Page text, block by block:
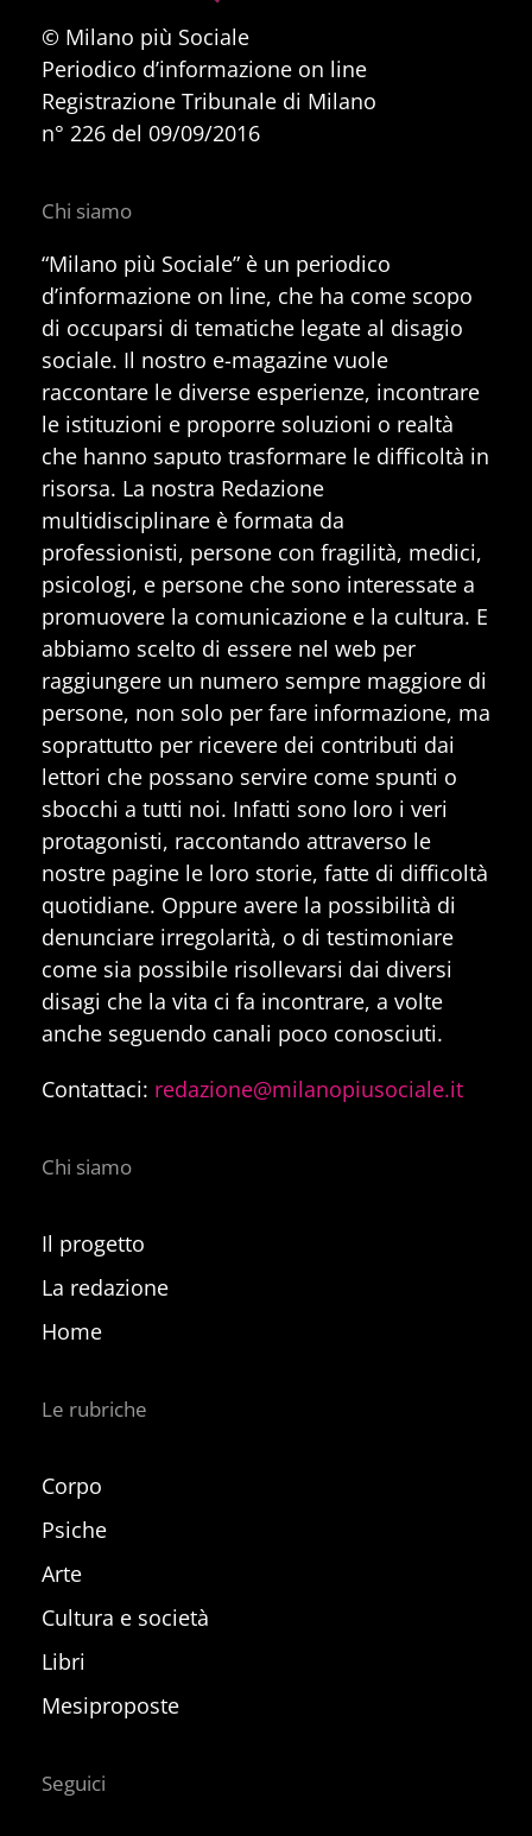
© Milano più Sociale
Periodico d’informazione on line
Registrazione Tribunale di Milano
n° 226 del 09/09/2016
Chi siamo
“Milano più Sociale” è un periodico
d’informazione on line, che ha come scopo
di occuparsi di tematiche legate al disagio
sociale. Il nostro e-magazine vuole
raccontare le diverse esperienze, incontrare
le istituzioni e proporre soluzioni o realtà
che hanno saputo trasformare le difficoltà in
risorsa. La nostra Redazione
multidisciplinare è formata da
professionisti, persone con fragilità, medici,
psicologi, e persone che sono interessate a
promuovere la comunicazione e la cultura. E
abbiamo scelto di essere nel web per
raggiungere un numero sempre maggiore di
persone, non solo per fare informazione, ma
soprattutto per ricevere dei contributi dai
lettori che possano servire come spunti o
sbocchi a tutti noi. Infatti sono loro i veri
protagonisti, raccontando attraverso le
nostre pagine le loro storie, fatte di difficoltà
quotidiane. Oppure avere la possibilità di
denunciare irregolarità, o di testimoniare
come sia possibile risollevarsi dai diversi
disagi che la vita ci fa incontrare, a volte
anche seguendo canali poco conosciuti.
Contattaci: redazione@milanopiusociale.it
Chi siamo
Il progetto
La redazione
Home
Le rubriche
Corpo
Psiche
Arte
Cultura e società
Libri
Mesiproposte
Seguici